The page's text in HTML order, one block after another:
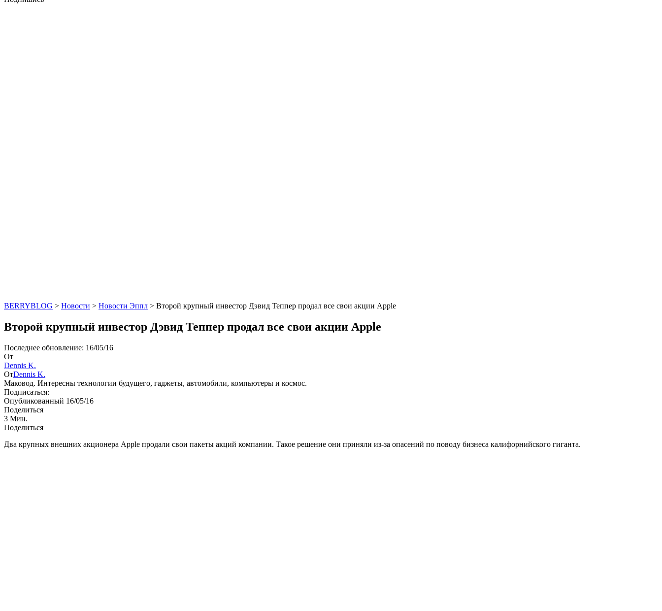
BERRYBLOG > Новости > Новости Эппл > Второй крупный инвестор Дэвид Теппер продал все свои акции Apple
Второй крупный инвестор Дэвид Теппер продал все свои акции Apple
Последнее обновление: 16/05/16
От
Dennis K.
ОтDennis K.
Маковод. Интересны технологии будущего, гаджеты, автомобили, компьютеры и космос.
Подписаться:
Опубликованный 16/05/16
Поделиться
3 Мин.
Поделиться
Два крупных внешних акционера Apple продали свои пакеты акций компании. Такое решение они приняли из-за опасений по поводу бизнеса калифорнийского гиганта.